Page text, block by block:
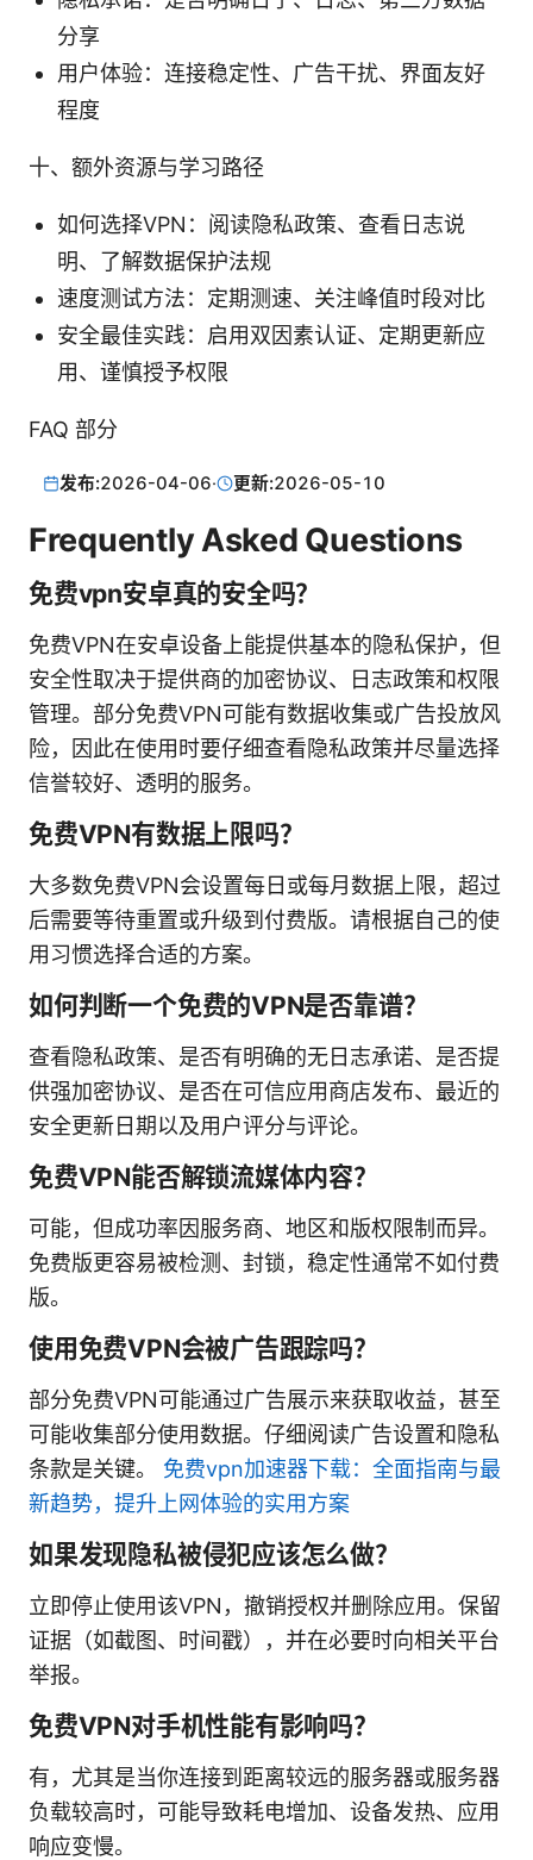
分享
用户体验：连接稳定性、广告干扰、界面友好
程度
十、额外资源与学习路径
如何选择VPN：阅读隐私政策、查看日志说
明、了解数据保护法规
速度测试方法：定期测速、关注峰值时段对比
安全最佳实践：启用双因素认证、定期更新应
用、谨慎授予权限
FAQ 部分
发布:2026-04-06· 更新:2026-05-10
Frequently Asked Questions
免费vpn安卓真的安全吗？
免费VPN在安卓设备上能提供基本的隐私保护，但
安全性取决于提供商的加密协议、日志政策和权限
管理。部分免费VPN可能有数据收集或广告投放风
险，因此在使用时要仔细查看隐私政策并尽量选择
信誉较好、透明的服务。
免费VPN有数据上限吗？
大多数免费VPN会设置每日或每月数据上限，超过
后需要等待重置或升级到付费版。请根据自己的使
用习惯选择合适的方案。
如何判断一个免费的VPN是否靠谱？
查看隐私政策、是否有明确的无日志承诺、是否提
供强加密协议、是否在可信应用商店发布、最近的
安全更新日期以及用户评分与评论。
免费VPN能否解锁流媒体内容？
可能，但成功率因服务商、地区和版权限制而异。
免费版更容易被检测、封锁，稳定性通常不如付费
版。
使用免费VPN会被广告跟踪吗？
部分免费VPN可能通过广告展示来获取收益，甚至
可能收集部分使用数据。仔细阅读广告设置和隐私
条款是关键。 免费vpn加速器下载：全面指南与最
新趋势，提升上网体验的实用方案
如果发现隐私被侵犯应该怎么做？
立即停止使用该VPN，撤销授权并删除应用。保留
证据（如截图、时间戳），并在必要时向相关平台
举报。
免费VPN对手机性能有影响吗？
有，尤其是当你连接到距离较远的服务器或服务器
负载较高时，可能导致耗电增加、设备发热、应用
响应变慢。